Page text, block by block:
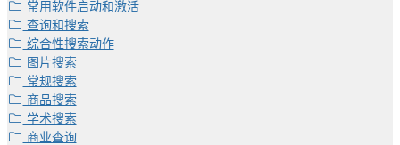
常用软件启动和激活
查询和搜索
综合性搜索动作
图片搜索
常规搜索
商品搜索
学术搜索
商业查询